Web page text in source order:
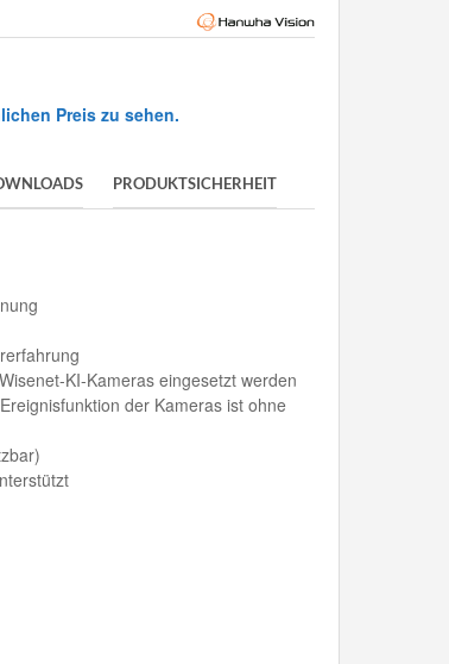
Preis zu sehen.
PRODUKTSICHERHEIT
KI-Kameras eingesetzt werden
der Kameras ist ohne